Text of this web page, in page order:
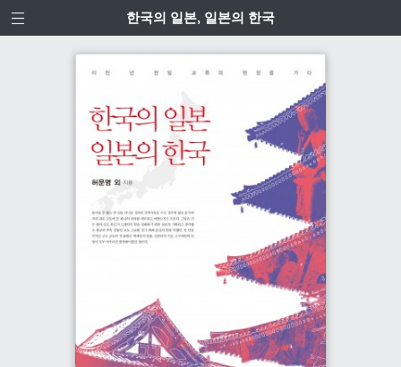
한국의 일본, 일본의 한국